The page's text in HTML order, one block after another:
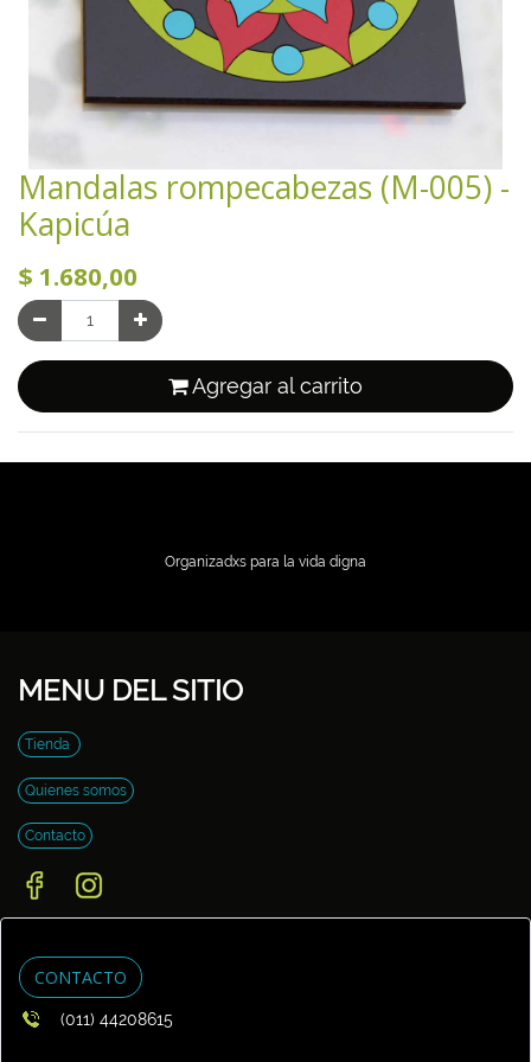
Mandalas rompecabezas (M-005) -
Kapicúa
$ 1.680,00
Agregar al carrito
Organizadxs para la vida digna
MENU DEL SITIO
Tienda
Quienes somos
Contacto
CONTACTO
(011) 44208615